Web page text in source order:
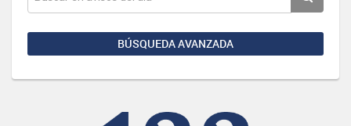
BÚSQUEDA AVANZADA